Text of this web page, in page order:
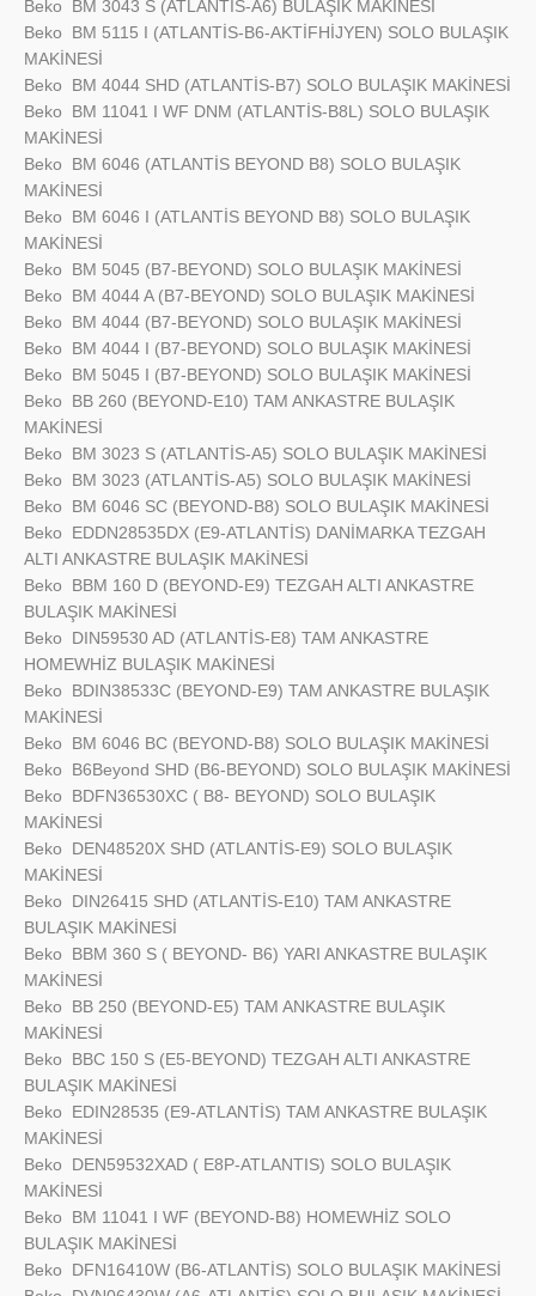
Beko
BM 3043 S (ATLANTİS-A6) BULAŞIK MAKİNESİ
Beko
BM 5115 I (ATLANTİS-B6-AKTİFHİJYEN) SOLO BULAŞIK
MAKİNESİ
Beko
BM 4044 SHD (ATLANTİS-B7) SOLO BULAŞIK MAKİNESİ
Beko
BM 11041 I WF DNM (ATLANTİS-B8L) SOLO BULAŞIK
MAKİNESİ
Beko
BM 6046 (ATLANTİS BEYOND B8) SOLO BULAŞIK
MAKİNESİ
Beko
BM 6046 I (ATLANTİS BEYOND B8) SOLO BULAŞIK
MAKİNESİ
Beko
BM 5045 (B7-BEYOND) SOLO BULAŞIK MAKİNESİ
Beko
BM 4044 A (B7-BEYOND) SOLO BULAŞIK MAKİNESİ
Beko
BM 4044 (B7-BEYOND) SOLO BULAŞIK MAKİNESİ
Beko
BM 4044 I (B7-BEYOND) SOLO BULAŞIK MAKİNESİ
Beko
BM 5045 I (B7-BEYOND) SOLO BULAŞIK MAKİNESİ
Beko
BB 260 (BEYOND-E10) TAM ANKASTRE BULAŞIK
MAKİNESİ
Beko
BM 3023 S (ATLANTİS-A5) SOLO BULAŞIK MAKİNESİ
Beko
BM 3023 (ATLANTİS-A5) SOLO BULAŞIK MAKİNESİ
Beko
BM 6046 SC (BEYOND-B8) SOLO BULAŞIK MAKİNESİ
Beko
EDDN28535DX (E9-ATLANTİS) DANİMARKA TEZGAH
ALTI ANKASTRE BULAŞIK MAKİNESİ
Beko
BBM 160 D (BEYOND-E9) TEZGAH ALTI ANKASTRE
BULAŞIK MAKİNESİ
Beko
DIN59530 AD (ATLANTİS-E8) TAM ANKASTRE
HOMEWHİZ BULAŞIK MAKİNESİ
Beko
BDIN38533C (BEYOND-E9) TAM ANKASTRE BULAŞIK
MAKİNESİ
Beko
BM 6046 BC (BEYOND-B8) SOLO BULAŞIK MAKİNESİ
Beko
B6Beyond SHD (B6-BEYOND) SOLO BULAŞIK MAKİNESİ
Beko
BDFN36530XC ( B8- BEYOND) SOLO BULAŞIK
MAKİNESİ
Beko
DEN48520X SHD (ATLANTİS-E9) SOLO BULAŞIK
MAKİNESİ
Beko
DIN26415 SHD (ATLANTİS-E10) TAM ANKASTRE
BULAŞIK MAKİNESİ
Beko
BBM 360 S ( BEYOND- B6) YARI ANKASTRE BULAŞIK
MAKİNESİ
Beko
BB 250 (BEYOND-E5) TAM ANKASTRE BULAŞIK
MAKİNESİ
Beko
BBC 150 S (E5-BEYOND) TEZGAH ALTI ANKASTRE
BULAŞIK MAKİNESİ
Beko
EDIN28535 (E9-ATLANTİS) TAM ANKASTRE BULAŞIK
MAKİNESİ
Beko
DEN59532XAD ( E8P-ATLANTIS) SOLO BULAŞIK
MAKİNESİ
Beko
BM 11041 I WF (BEYOND-B8) HOMEWHİZ SOLO
BULAŞIK MAKİNESİ
Beko
DFN16410W (B6-ATLANTİS) SOLO BULAŞIK MAKİNESİ